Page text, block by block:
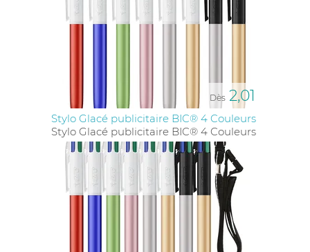
Dès 2,01
Stylo Glacé publicitaire BIC® 4 Couleurs
Stylo Glacé publicitaire BIC® 4 Couleurs